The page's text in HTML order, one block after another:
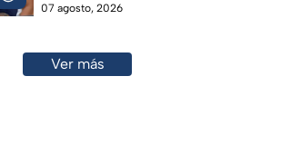
07 agosto, 2026
Ver más